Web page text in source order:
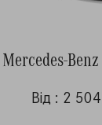
Mercedes-
Від : 2